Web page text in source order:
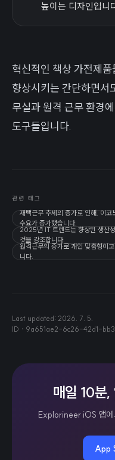
높이는 디자인입니
혁신적인 책상 가전제
향상시키는 간단하면서
무실과 원격 근무 환경
도구들입니다.
관련 태그
재택근무 추세의 증가로 인해, 이
수요가 증가했습니다.
2025년 IT 트렌드는 향상된 생산
것을 강조합니다.
원격근무의 증가로 개인 맞춤형이
니다.
Last updated: 2026. 7. 5.
ID · 9a651ae2-6c26-42d1-
매일 10분,
Explorineer iOS 앱에
App